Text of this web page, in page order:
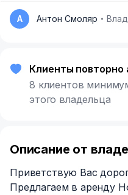
А Антон Смоляр
Клиенты повторно
8 клиентов
этого владельца
Описание от
Приветствую Вас
Предлагаем в аренду